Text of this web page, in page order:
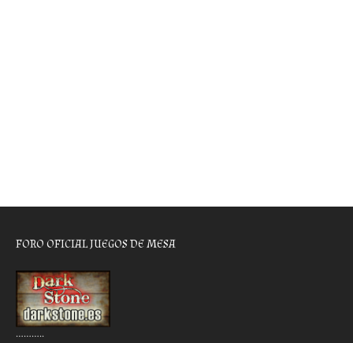
FORO OFICIAL JUEGOS DE MESA
………..